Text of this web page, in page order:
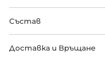
Състав
Доставка и Връщане